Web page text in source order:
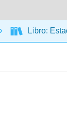
Libro: